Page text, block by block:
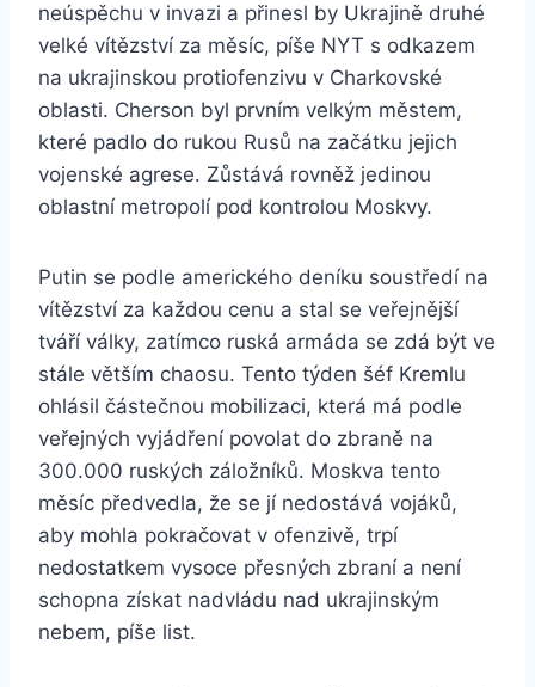
neúspěchu v invazi a přinesl by Ukrajině druhé
velké vítězství za měsíc, píše NYT s odkazem
na ukrajinskou protiofenzivu v Charkovské
oblasti. Cherson byl prvním velkým městem,
které padlo do rukou Rusů na začátku jejich
vojenské agrese. Zůstává rovněž jedinou
oblastní metropolí pod kontrolou Moskvy.
Putin se podle amerického deníku soustředí na
vítězství za každou cenu a stal se veřejnější
tváří války, zatímco ruská armáda se zdá být ve
stále větším chaosu. Tento týden šéf Kremlu
ohlásil částečnou mobilizaci, která má podle
veřejných vyjádření povolat do zbraně na
300.000 ruských záložníků. Moskva tento
měsíc předvedla, že se jí nedostává vojáků,
aby mohla pokračovat v ofenzivě, trpí
nedostatkem vysoce přesných zbraní a není
schopna získat nadvládu nad ukrajinským
nebem, píše list.